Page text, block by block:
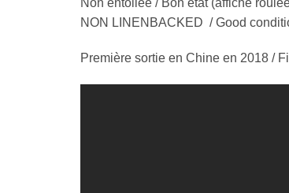
NON LINENBACKED / Good
Première sortie en Chine en 2018 /